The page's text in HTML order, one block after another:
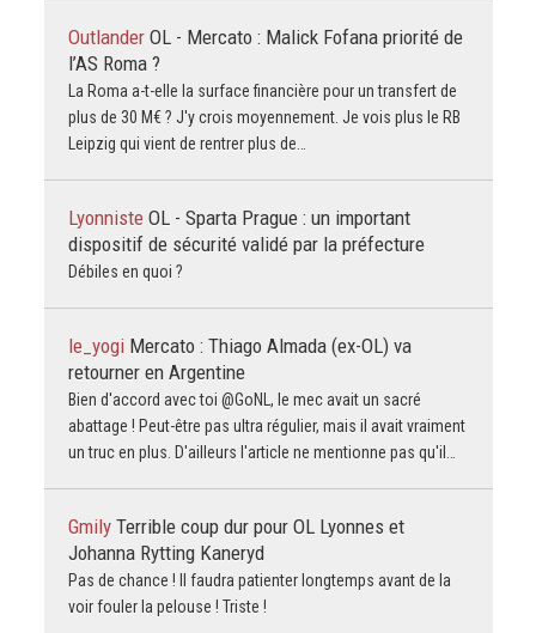
Outlander OL - Mercato : Malick Fofana priorité de
l’AS Roma ?
La Roma a-t-elle la surface financière pour un transfert de
plus de 30 M€ ? J'y crois moyennement. Je vois plus le RB
Leipzig qui vient de rentrer plus de…
Lyonniste OL - Sparta Prague : un important
dispositif de sécurité validé par la préfecture
Débiles en quoi ?
le_yogi Mercato : Thiago Almada (ex-OL) va
retourner en Argentine
Bien d'accord avec toi @GoNL, le mec avait un sacré
abattage ! Peut-être pas ultra régulier, mais il avait vraiment
un truc en plus. D'ailleurs l'article ne mentionne pas qu'il…
Gmily Terrible coup dur pour OL Lyonnes et
Johanna Rytting Kaneryd
Pas de chance ! Il faudra patienter longtemps avant de la
voir fouler la pelouse ! Triste !